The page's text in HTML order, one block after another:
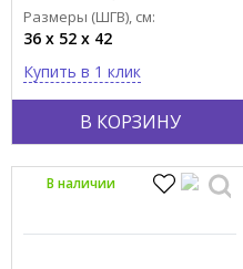
Форма
Прямоугольная
Полукруглая
Стиль
В КОРЗИНУ
TEOREMA 2.0 5126/CL49
Размеры (ШГВ), см:
36 x 52 x 42
Купить в 1 клик
В наличии